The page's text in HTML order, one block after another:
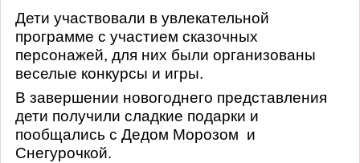
Дети участвовали в увлекательной
программе с участием сказочных
персонажей, для них были организованы
веселые конкурсы и игры.
В завершении новогоднего представления
дети получили сладкие подарки и
пообщались с Дедом Морозом и
Снегурочкой.